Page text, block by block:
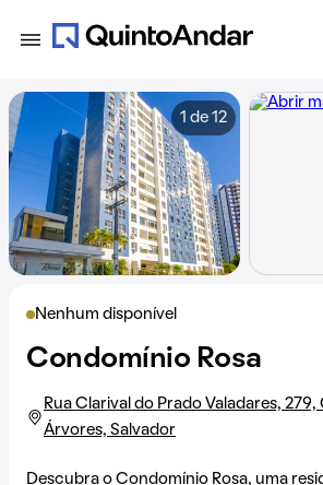
Nenhum disponível
Condomínio Rosa
Rua Clarival do Prado Valadares,
Árvores, Salvador
Descubra o Condomínio Rosa, uma
1 de 12